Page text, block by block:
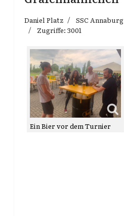
Daniel Platz SSC Annaburg
Zugriffe: 3001
Ein Bier vor dem Turnier